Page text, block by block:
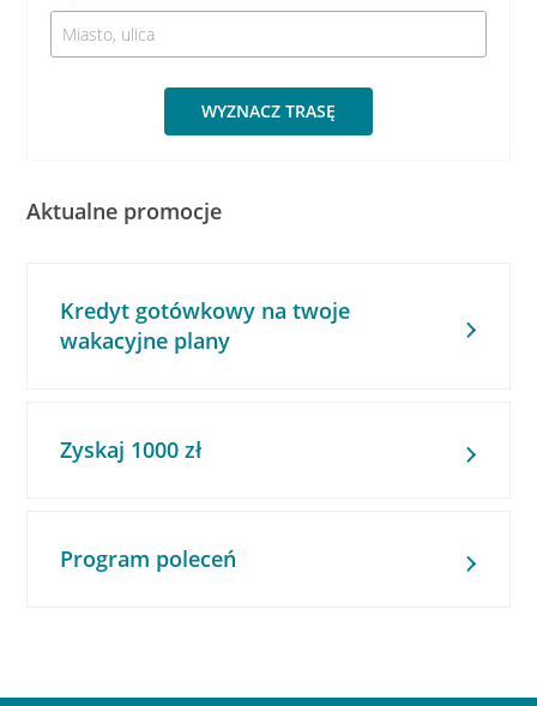
WYZNACZ TRASĘ
Aktualne promocje
Kredyt gotówkowy na twoje
wakacyjne plany
Zyskaj 1000 zł
Program poleceń